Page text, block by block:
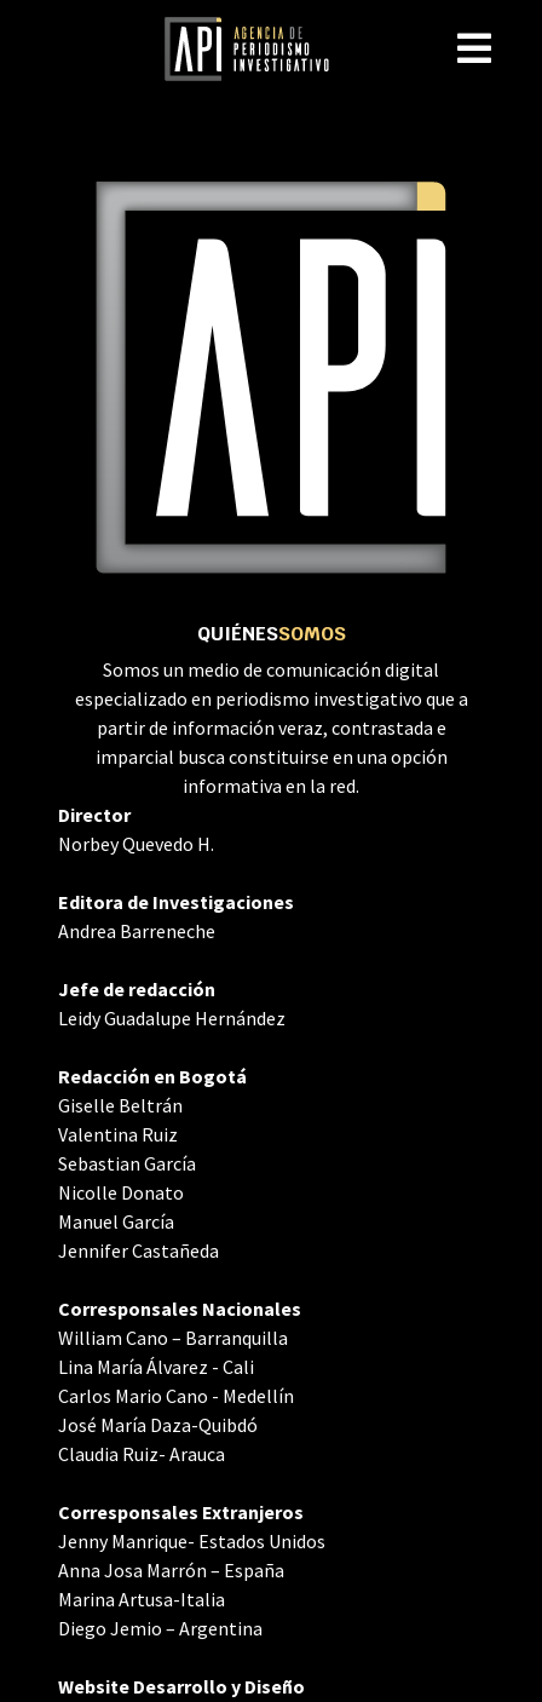
QUIÉNESSOMOS
Somos un medio de comunicación digital
especializado en periodismo investigativo que a
partir de información veraz, contrastada e
imparcial busca constituirse en una opción
informativa en la red.
Director
Norbey Quevedo H.
Editora de Investigaciones
Andrea Barreneche
Jefe de redacción
Leidy Guadalupe Hernández
Redacción en Bogotá
Giselle Beltrán
Valentina Ruiz
Sebastian García
Nicolle Donato
Manuel García
Jennifer Castañeda
Corresponsales Nacionales
William Cano – Barranquilla
Lina María Álvarez - Cali
Carlos Mario Cano - Medellín
José María Daza-Quibdó
Claudia Ruiz- Arauca
Corresponsales Extranjeros
Jenny Manrique- Estados Unidos
Anna Josa Marrón – España
Marina Artusa-Italia
Diego Jemio – Argentina
Website Desarrollo y Diseño